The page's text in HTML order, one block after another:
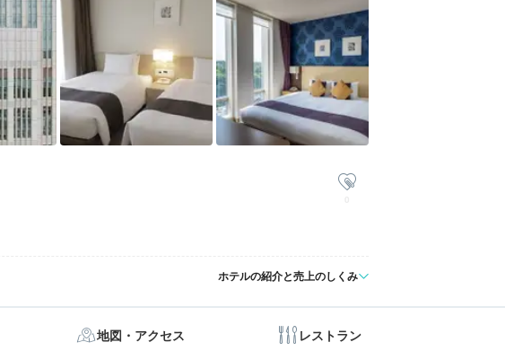
ホテルの紹介と売上のしくみ
地図・アクセス レストラン